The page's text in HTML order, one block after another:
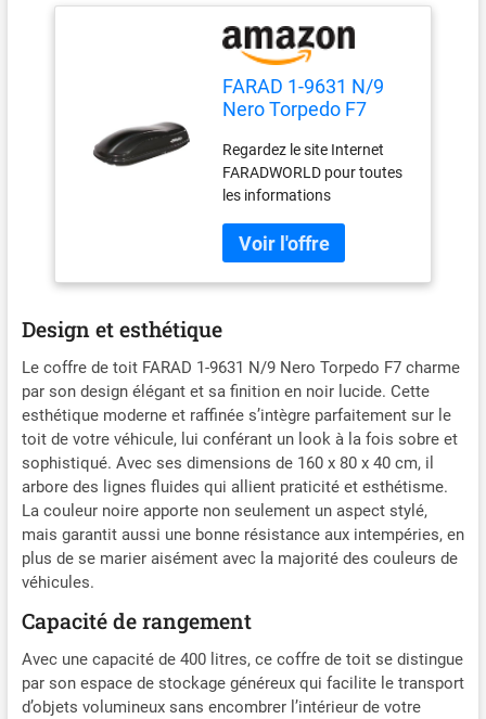
FARAD 1-9631 N/9
Nero Torpedo F7
Lucide, 400 L
Regardez le site Internet
FARADWORLD pour toutes
les informations
Italie de haute qualitè,
design moderne et finition
prestigeuse. Construit à
ouverture latèrale (à droite
et à gauche). Verrouillage
avec le systéme de clé de
sécurité anti-vol. Système
de fixation pour monter et
démonter votre Faradbox
plus rapidement.
Design et esthétique
Le coffre de toit FARAD 1-9631 N/9 Nero Torpedo F7 charme
par son design élégant et sa finition en noir lucide. Cette
esthétique moderne et raffinée s’intègre parfaitement sur le
toit de votre véhicule, lui conférant un look à la fois sobre et
sophistiqué. Avec ses dimensions de 160 x 80 x 40 cm, il
arbore des lignes fluides qui allient praticité et esthétisme.
La couleur noire apporte non seulement un aspect stylé,
mais garantit aussi une bonne résistance aux intempéries, en
plus de se marier aisément avec la majorité des couleurs de
véhicules.
Capacité de rangement
Avec une capacité de 400 litres, ce coffre de toit se distingue
par son espace de stockage généreux qui facilite le transport
d’objets volumineux sans encombrer l’intérieur de votre